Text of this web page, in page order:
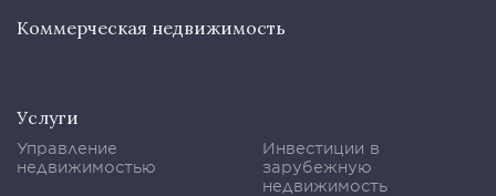
Коммерческая недвижимость
Услуги
Управление
недвижимостью
Инвестиции в
зарубежную
недвижимость